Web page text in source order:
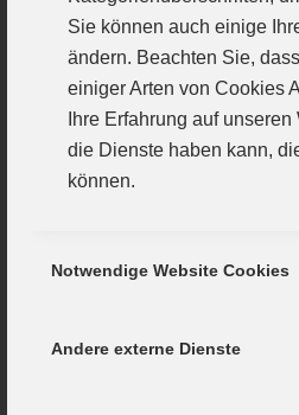
Sie können auch einige
ändern. Beachten Sie,
einiger Arten von Cookies
Ihre Erfahrung auf
die Dienste haben kann,
können.
Notwendige Website Cookies
Andere externe Dienste
nicht nur in der JBLH;
Dritten Liga Ost schon
HC hätte Devin auch
Letztendlich entschied
seine Freunde und das
aber eben viel
entwickeln soll, dann